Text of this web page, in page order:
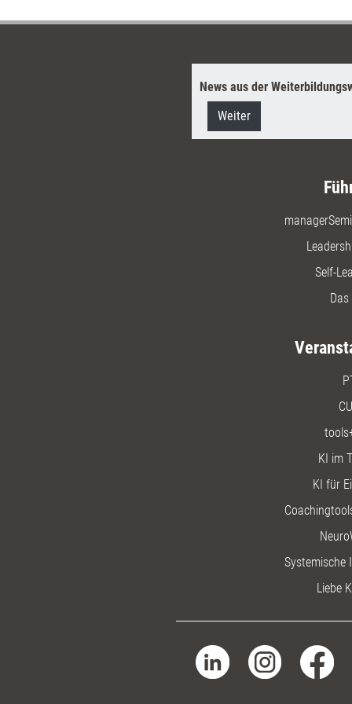
News aus der
Weiter
Self-
KI im
KI für
Systemische
Liebe